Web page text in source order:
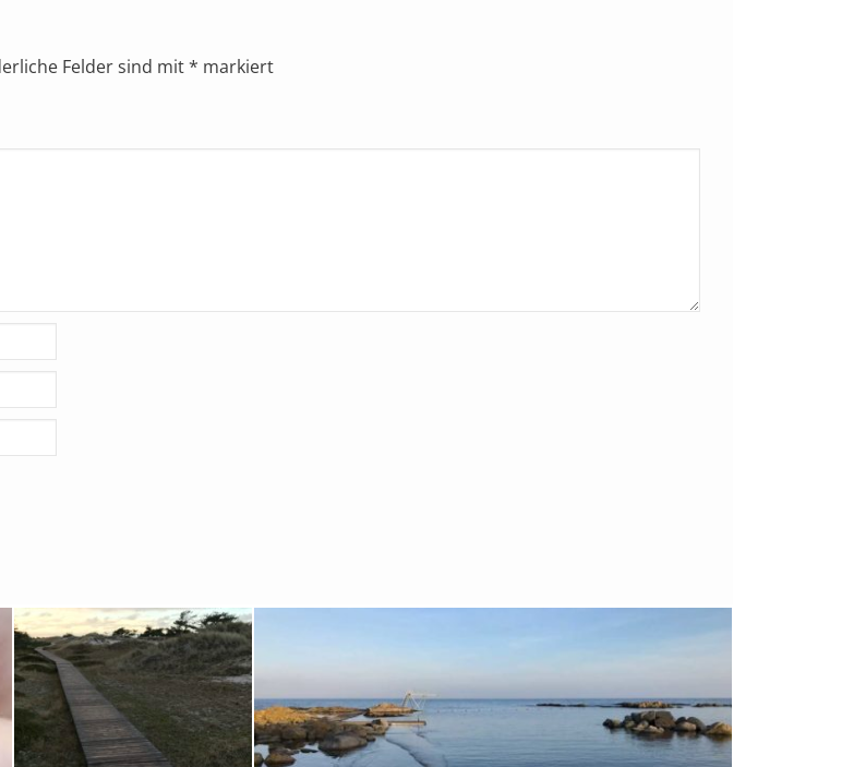
Felder sind mit* markiert
Fischland
12. FEBRUAR 2019
Bornholm
29. OKTOBER 2018